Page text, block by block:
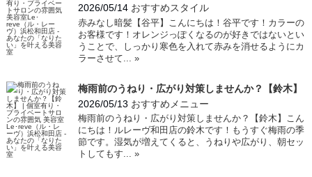
2026/05/14 おすすめスタイル
赤みなし暗髪【谷平】こんにちは！谷平です！カラーの
お客様です！オレンジっぽくなるのが好きではないとい
うことで、しっかり寒色を入れて赤みを消せるようにカ
ラーさせて...
»
梅雨前のうねり・広がり対策しませんか？【鈴木】
2026/05/13 おすすめメニュー
梅雨前のうねり・広がり対策しませんか？【鈴木】こん
にちは！ルレーヴ和田店の鈴木です！もうすぐ梅雨の季
節です。湿気が増えてくると、うねりや広がり、朝セッ
トしてもす...
»